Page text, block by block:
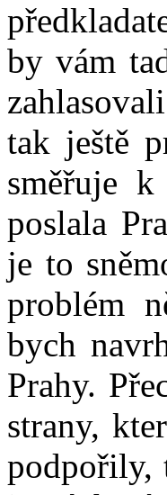
by vám
tak ještě
směřuje
poslala
je to
problém
bych
Prahy.
strany,
podpořily,